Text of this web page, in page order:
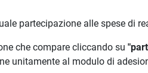
partecipazione alle spese di
che compare cliccando su
unitamente al modulo di